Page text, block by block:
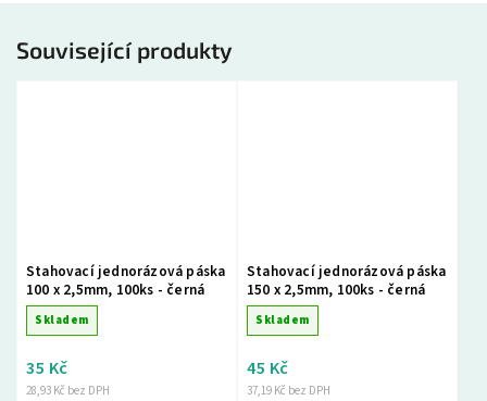
Související produkty
Stahovací jednorázová páska
100 x 2,5mm, 100ks - černá
Skladem
28,93 Kč bez DPH
35 Kč
Stahovací jednorázová páska
150 x 2,5mm, 100ks - černá
Skladem
37,19 Kč bez DPH
45 Kč